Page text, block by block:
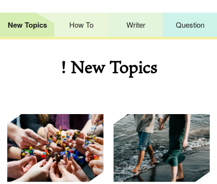
New Topics How To Writer Question
! New Topics